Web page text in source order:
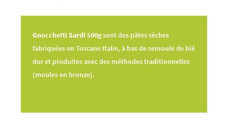
Gnocchetti Sardi 500gsont des pâtes sèches
fabriquées en Toscane Italie, à bas de semoule de blé
dur et produites avec des méthodes traditionnelles
(moules en bronze).